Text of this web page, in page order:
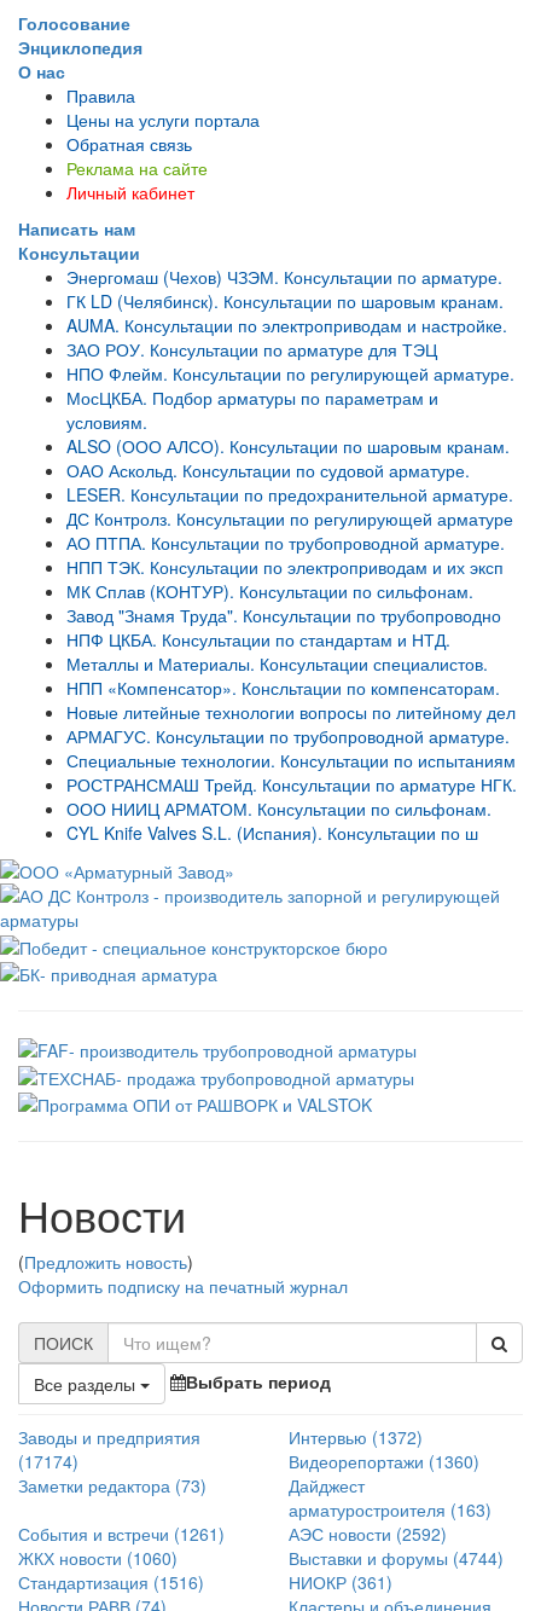
Голосование
Энциклопедия
О нас
Правила
Цены на услуги портала
Обратная связь
Реклама на сайте
Личный кабинет
Написать нам
Консультации
Энергомаш (Чехов) ЧЗЭМ. Консультации по арматуре.
ГК LD (Челябинск). Консультации по шаровым кранам.
AUMA. Консультации по электроприводам и настройке.
ЗАО РОУ. Консультации по арматуре для ТЭЦ
НПО Флейм. Консультации по регулирующей арматуре.
МосЦКБА. Подбор арматуры по параметрам и
условиям.
ALSO (ООО АЛСО). Консультации по шаровым кранам.
ОАО Аскольд. Консультации по судовой арматуре.
LESER. Консультации по предохранительной арматуре.
ДС Контролз. Консультации по регулирующей арматуре
АО ПТПА. Консультации по трубопроводной арматуре.
НПП ТЭК. Консультации по электроприводам и их эксп
МК Сплав (КОНТУР). Консультации по сильфонам.
Завод "Знамя Труда". Консультации по трубопроводно
НПФ ЦКБА. Консультации по стандартам и НТД.
Металлы и Материалы. Консультации специалистов.
НПП «Компенсатор». Консльтации по компенсаторам.
Новые литейные технологии вопросы по литейному дел
АРМАГУС. Консультации по трубопроводной арматуре.
Специальные технологии. Консультации по испытаниям
РОСТРАНСМАШ Трейд. Консультации по арматуре НГК.
ООО НИИЦ АРМАТОМ. Консультации по сильфонам.
CYL Knife Valves S.L. (Испания). Консультации по ш
Новости
(Предложить новость)
Оформить подписку на печатный журнал
ПОИСК
Все разделы
Выбрать период
Заводы и предприятия
(17174)
Интервью (1372)
Видеорепортажи (1360)
Заметки редактора (73)
Дайджест
арматуростроителя (163)
События и встречи (1261) АЭС новости (2592)
ЖКХ новости (1060) Выставки и форумы (4744)
Стандартизация (1516) НИОКР (361)
Новости РАВВ (74) Кластеры и объединения